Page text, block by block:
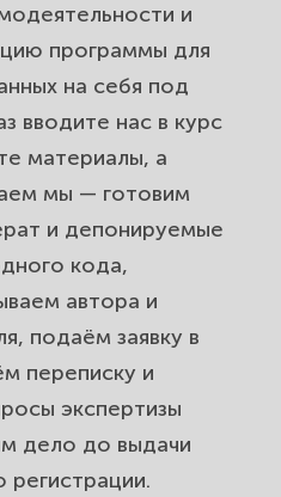
и
программы для
на себя под
вводите нас в курс
материалы, а
мы — готовим
и депонируемые
кода,
автора и
подаём заявку в
переписку и
экспертизы
дело до выдачи
регистрации.